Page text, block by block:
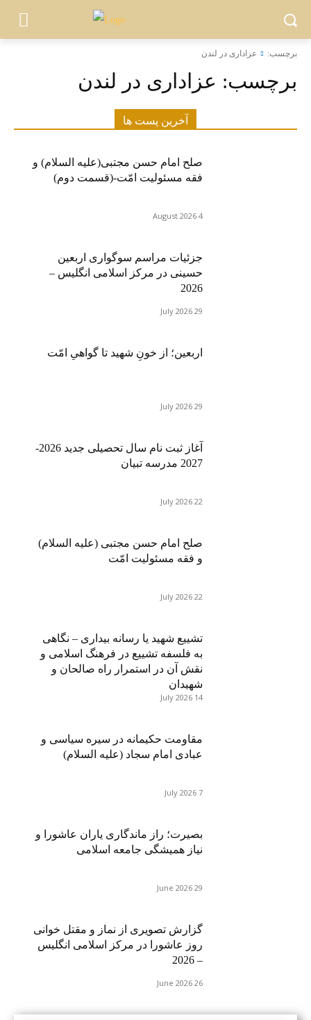
برچسب: عزاداری در لندن
برچسب: عزاداری در لندن
آخرین پست ها
صلح امام حسن مجتبی(علیه السلام) و
فقه مسئولیت امّت-(قسمت دوم)
4 August 2026
جزئیات مراسم سوگواری اربعین
حسینی در مرکز اسلامی انگلیس –
2026
29 July 2026
اربعین؛ از خونِ شهید تا گواهیِ امّت
29 July 2026
آغاز ثبت نام سال تحصیلی جدید 2026-
2027 مدرسه تبیان
22 July 2026
صلح امام حسن مجتبی (علیه السلام)
و فقه مسئولیت امّت
22 July 2026
تشییع شهید یا رسانه بیداری – نگاهی
به فلسفه تشییع در فرهنگ اسلامی و
نقش آن در استمرار راه صالحان و
شهیدان
14 July 2026
مقاومت حکیمانه در سیره سیاسی و
عبادی امام سجاد (علیه السلام)
7 July 2026
بصیرت؛ راز ماندگاری یاران عاشورا و
نیاز همیشگی جامعه اسلامی
29 June 2026
گزارش تصویری از نماز و مقتل خوانی
روز عاشورا در مرکز اسلامی انگلیس
– 2026
26 June 2026